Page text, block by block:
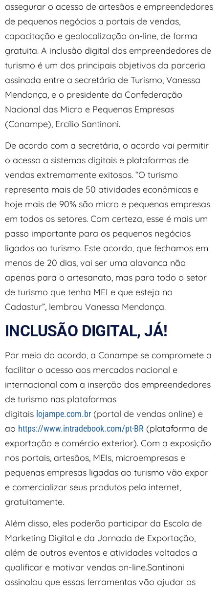
assegurar o acesso de artesãos e empreendedores
de pequenos negócios a portais de vendas,
capacitação e geolocalização on-line, de forma
gratuita. A inclusão digital dos empreendedores de
turismo é um dos principais objetivos da parceria
assinada entre a secretária de Turismo, Vanessa
Mendonça, e o presidente da Confederação
Nacional das Micro e Pequenas Empresas
(Conampe), Ercílio Santinoni.
De acordo com a secretária, o acordo vai permitir
o acesso a sistemas digitais e plataformas de
vendas extremamente exitosos. “O turismo
representa mais de 50 atividades econômicas e
hoje mais de 90% são micro e pequenas empresas
em todos os setores. Com certeza, esse é mais um
passo importante para os pequenos negócios
ligados ao turismo. Este acordo, que fechamos em
menos de 20 dias, vai ser uma alavanca não
apenas para o artesanato, mas para todo o setor
de turismo que tenha MEI e que esteja no
Cadastur”, lembrou Vanessa Mendonça.
INCLUSÃO DIGITAL, JÁ!
Por meio do acordo, a Conampe se compromete a
facilitar o acesso aos mercados nacional e
internacional com a inserção dos empreendedores
de turismo nas plataformas
digitais lojampe.com.br (portal de vendas online) e
ao https://www.intradebook.com/pt-BR (plataforma de
exportação e comércio exterior). Com a exposição
nos portais, artesãos, MEIs, microempresas e
pequenas empresas ligadas ao turismo vão expor
e comercializar seus produtos pela internet,
gratuitamente.
Além disso, eles poderão participar da Escola de
Marketing Digital e da Jornada de Exportação,
além de outros eventos e atividades voltados a
qualificar e motivar vendas on-line.Santinoni
assinalou que essas ferramentas vão ajudar os